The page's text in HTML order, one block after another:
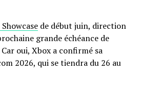
de début juin, direction
grande échéance de
oui, Xbox a confirmé sa
2026, qui se tiendra du 26 au